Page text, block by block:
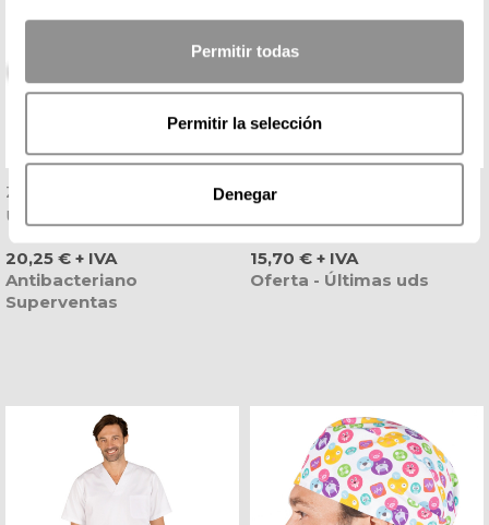
Permitir todas
Permitir la selección
Denegar
Zueco Sanitario Eva Blanco
Ultraligero - Dian
Precio
20,25 € + IVA
Antibacteriano
Superventas
Conjunto Completo
Botones - Gary's
Precio
15,70 € + IVA
Oferta - Últimas uds